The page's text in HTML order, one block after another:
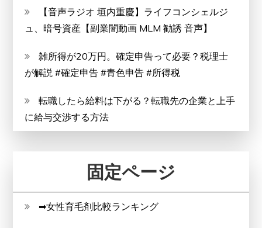
【音声ラジオ 垣内重慶】ライフコンシェルジ
ュ、暗号資産【副業闇動画 MLM 勧誘 音声】
雑所得が20万円。確定申告って必要？税理士
が解説 #確定申告 #青色申告 #所得税
転職したら給料は下がる？転職先の企業と上手
に給与交渉する方法
固定ページ
➡女性育毛剤比較ランキング